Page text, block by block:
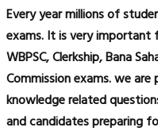
Every year millions of
exams. It is very important
WBPSC, Clerkship, Bana
Commission exams. we
knowledge related
and candidates preparing